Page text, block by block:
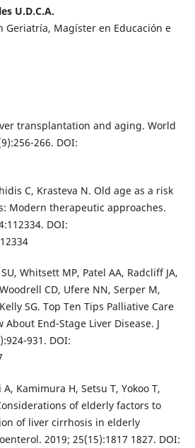
U.D.C.A.
Geriatría, Magíster en Educación e
transplantation and aging. World
266. DOI:
C, Krasteva N. Old age as a risk
Modern therapeutic approaches.
DOI:
Whitsett MP, Patel AA, Radcliff JA,
CD, Ufere NN, Serper M,
SG. Top Ten Tips Palliative Care
End-Stage Liver Disease. J
931. DOI:
Kamimura H, Setsu T, Yokoo T,
of elderly factors to
of liver cirrhosis in elderly
2019; 25(15):1817 1827. DOI: